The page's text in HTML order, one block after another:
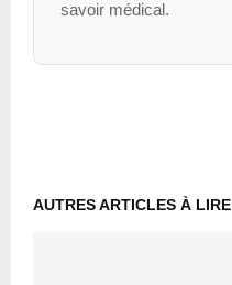
savoir médical.
AUTRES ARTICLES À LIRE